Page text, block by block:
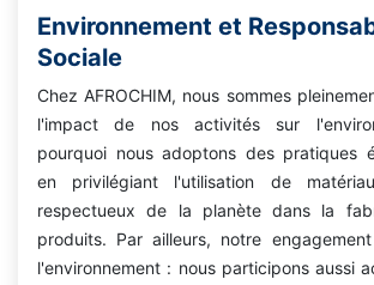
Environnement et
Sociale
Chez AFROCHIM, nous sommes
l'impact de nos activités sur
pourquoi nous adoptons des pratiques
en privilégiant l'utilisation de
respectueux de la planète dans la
produits. Par ailleurs, notre
l'environnement : nous participons aussi